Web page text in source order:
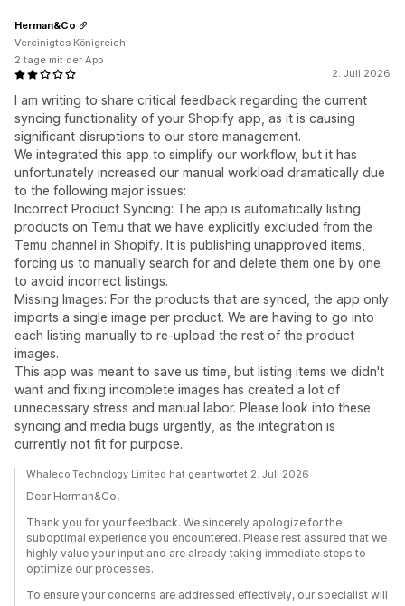
2. Juli 2026
I am writing to share critical feedback regarding the current
syncing functionality of your Shopify app, as it is causing
significant disruptions to our store management.
We integrated this app to simplify our workflow, but it has
unfortunately increased our manual workload dramatically due
to the following major issues:
Incorrect Product Syncing: The app is automatically listing
products on Temu that we have explicitly excluded from the
Temu channel in Shopify. It is publishing unapproved items,
forcing us to manually search for and delete them one by one
to avoid incorrect listings.
Missing Images: For the products that are synced, the app only
imports a single image per product. We are having to go into
each listing manually to re-upload the rest of the product
images.
This app was meant to save us time, but listing items we didn't
want and fixing incomplete images has created a lot of
unnecessary stress and manual labor. Please look into these
syncing and media bugs urgently, as the integration is
currently not fit for purpose.
Herman&Co
Vereinigtes Königreich
2 tage mit der App
Whaleco Technology Limited hat geantwortet 2. Juli 2026
Dear Herman&Co,
Thank you for your feedback. We sincerely apologize for the
suboptimal experience you encountered. Please rest assured that we
highly value your input and are already taking immediate steps to
optimize our processes.
To ensure your concerns are addressed effectively, our specialist will